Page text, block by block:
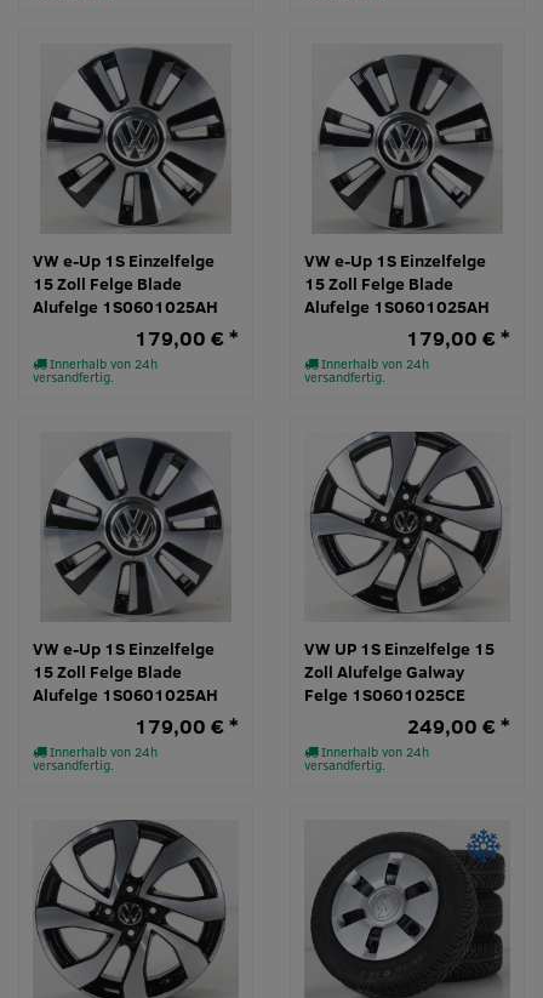
VW e-Up 1S Einzelfelge
15 Zoll Felge Blade
Alufelge 1S0601025AH
Innerhalb von 24h
versandfertig.
179,00 € *
VW e-Up 1S Einzelfelge
15 Zoll Felge Blade
Alufelge 1S0601025AH
Innerhalb von 24h
versandfertig.
179,00 € *
VW e-Up 1S Einzelfelge
15 Zoll Felge Blade
Alufelge 1S0601025AH
Innerhalb von 24h
versandfertig.
179,00 € *
VW UP 1S Einzelfelge 15
Zoll Alufelge Galway
Felge 1S0601025CE
Innerhalb von 24h
versandfertig.
249,00 € *